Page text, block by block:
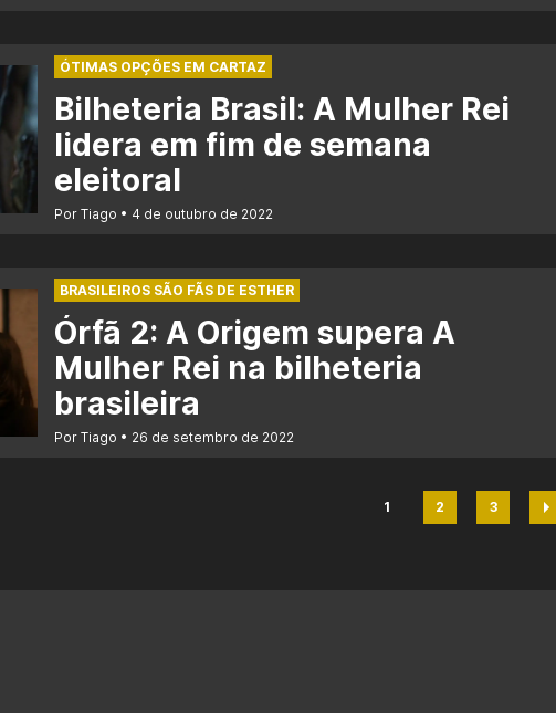
ÓTIMAS OPÇÕES EM CARTAZ
Bilheteria Brasil: A Mulher Rei
lidera em fim de semana
eleitoral
Por Tiago 4 de outubro de 2022
BRASILEIROS SÃO FÃS DE ESTHER
Órfã 2: A Origem supera A
Mulher Rei na bilheteria
brasileira
Por Tiago 26 de setembro de 2022
Página
1
Página
2
Página
3